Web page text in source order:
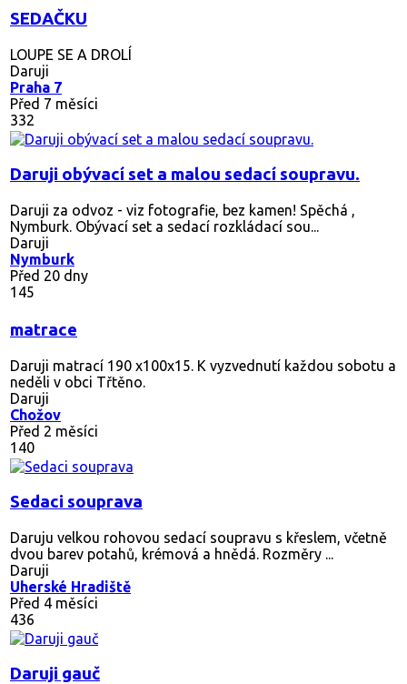
SEDAČKU
LOUPE SE A DROLÍ
Daruji
Praha 7
Před 7 měsíci
332
Daruji obývací set a malou sedací soupravu.
Daruji za odvoz - viz fotografie, bez kamen! Spěchá ,
Nymburk. Obývací set a sedací rozkládací sou...
Daruji
Nymburk
Před 20 dny
145
matrace
Daruji matrací 190 x100x15. K vyzvednutí každou sobotu a
neděli v obci Třtěno.
Daruji
Chožov
Před 2 měsíci
140
Sedaci souprava
Daruju velkou rohovou sedací soupravu s křeslem, včetně
dvou barev potahů, krémová a hnědá. Rozměry ...
Daruji
Uherské Hradiště
Před 4 měsíci
436
Daruji gauč